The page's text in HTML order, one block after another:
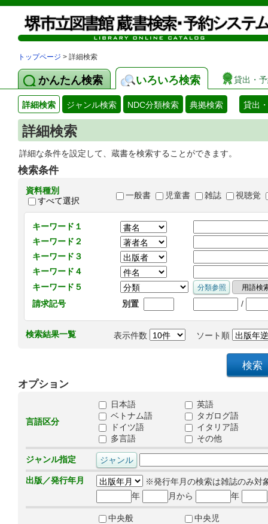
トップページ > 詳細検索
かんたん検索 いろいろ検索 貸出・
詳細検索 ジャンル検索 NDC分類検索 典拠検索 貸出
詳細検索
詳細な条件を設定して、蔵書を検索することができます。
検索条件
資料種別
すべて選択
一般書 児童書 雑誌 視聴覚
キーワード１
キーワード２
キーワード３
キーワード４
キーワード５
請求記号
別置 /
検索結果一覧 表示件数 ソート順
オプション
言語区分
日本語
英語
ベトナム語
タガログ語
ドイツ語
イタリア語
多言語
その他
ジャンル指定
出版／発行年月
※発行年月の検索は雑誌のみ対
年
月から 年
中央般
中央児